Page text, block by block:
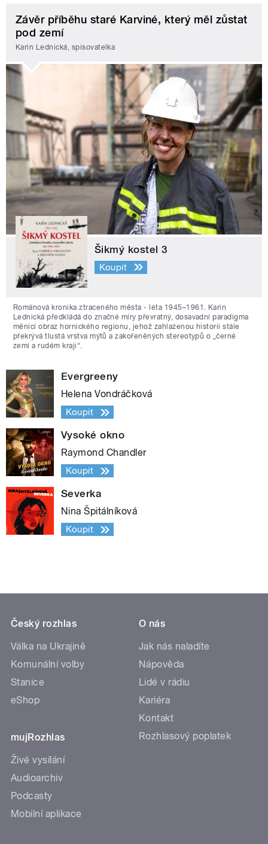
Závěr příběhu staré Karviné, který měl zůstat
pod zemí
Karin Lednická, spisovatelka
Šikmý kostel 3
Koupit
Románová kronika ztraceného města - léta 1945–1961. Karin
Lednická předkládá do značné míry převratný, dosavadní paradigma
měnící obraz hornického regionu, jehož zahlazenou historii stále
překrývá tlustá vrstva mýtů a zakořeněných stereotypů o „černé
zemi a rudém kraji“.
Evergreeny
Helena Vondráčková
Koupit
Vysoké okno
Raymond Chandler
Koupit
Severka
Nina Špitálníková
Koupit
Český rozhlas
Válka na Ukrajině
Komunální volby
Stanice
eShop
mujRozhlas
Živé vysílání
Audioarchiv
Podcasty
Mobilní aplikace
O nás
Jak nás naladíte
Nápověda
Lidé v rádiu
Kariéra
Kontakt
Rozhlasový poplatek